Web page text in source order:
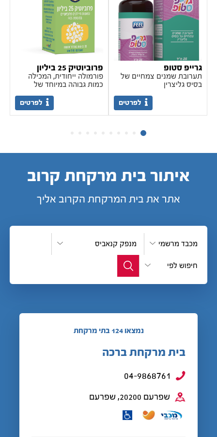
גרייפ סטופ
תערובת שמנים צמחיים של
בסיס גליצרין
לפרטים
פרוביוטיק 25 ביליון
פורמולה ייחודית, המכילה
כמות גבוהה במיוחד של
שילוב אופטימלי של 9 זנים
של חיידקים פרוביוטיים, אשר
נחקרו קלינית. פרוביוטיקה
בהריון, מניקות, אנשים
שנוטלים תרופות מרשם
לפני השימוש.
לפרטים
איתור בית מרקחת קרוב
אתר את בית המרקחת הקרוב אליך
מכבד מרשמי מנפק קנאביס
חיפוש לפי
נמצאו 124 בתי מרקחת
בית מרקחת ברכה
04-9868761
שפרעם 20200, שפרעם